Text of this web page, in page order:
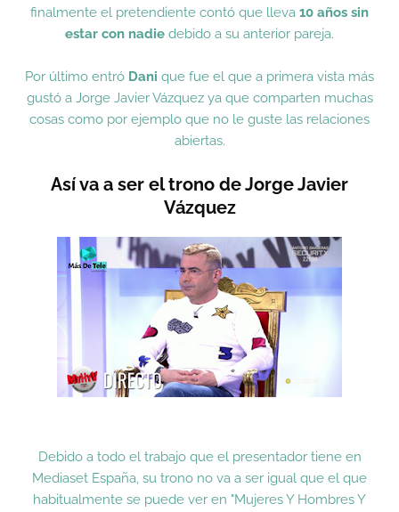
finalmente el pretendiente contó que lleva 10 años sin
estar con nadie debido a su anterior pareja.
Por último entró Dani que fue el que a primera vista más
gustó a Jorge Javier Vázquez ya que comparten muchas
cosas como por ejemplo que no le guste las relaciones
abiertas.
Así va a ser el trono de Jorge Javier
Vázquez
Debido a todo el trabajo que el presentador tiene en
Mediaset España, su trono no va a ser igual que el que
habitualmente se puede ver en "Mujeres Y Hombres Y